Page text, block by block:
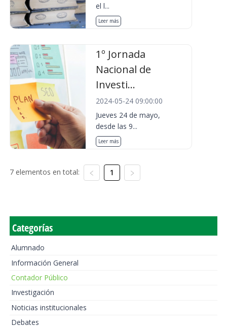
el l...
Leer más
1º Jornada
Nacional de
Investi...
2024-05-24 09:00:00
Jueves 24 de mayo,
desde las 9...
Leer más
7 elementos en total: 1
Categorías
Alumnado
Información General
Contador Público
Investigación
Noticias institucionales
Debates